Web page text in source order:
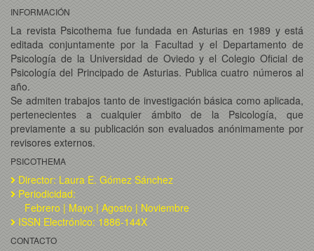
INFORMACIÓN
La revista Psicothema fue fundada en Asturias en 1989 y está
editada conjuntamente por la Facultad y el Departamento de
Psicología de la Universidad de Oviedo y el Colegio Oficial de
Psicología del Principado de Asturias. Publica cuatro números al
año.
Se admiten trabajos tanto de investigación básica como aplicada,
pertenecientes a cualquier ámbito de la Psicología, que
previamente a su publicación son evaluados anónimamente por
revisores externos.
PSICOTHEMA
Director: Laura E. Gómez Sánchez
Periodicidad:
Febrero | Mayo | Agosto | Noviembre
ISSN Electrónico: 1886-144X
CONTACTO